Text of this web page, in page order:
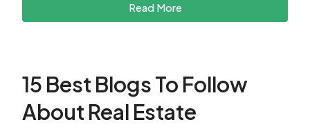
Read More
15 Best Blogs To Follow
About Real Estate